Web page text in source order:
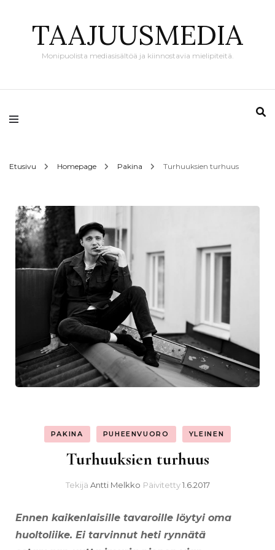
TAAJUUSMEDIA
Monipuolista mediasisältöä ja kiinnostavia mielipiteitä.
Etusivu Homepage Pakina Turhuuksien turhuus
PAKINA PUHEENVUORO YLEINEN
Turhuuksien turhuus
Tekijä Antti Melkko Päivitetty1.6.2017
Ennen kaikenlaisille tavaroille löytyi oma
huoltoliike. Ei tarvinnut heti rynnätä